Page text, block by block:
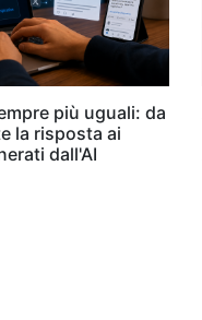
più uguali: da
la risposta ai
dall'AI